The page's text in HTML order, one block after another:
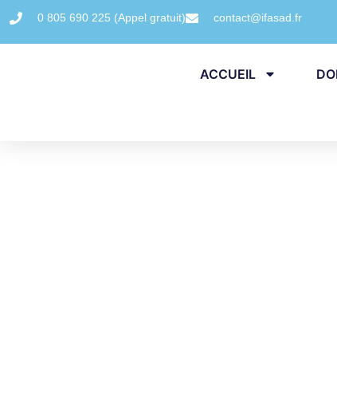
0 805 690 225 (Appel gratuit) contact@ifasad.fr
ACCUEIL